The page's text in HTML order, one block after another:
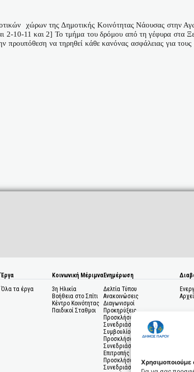
Χρησιμοποιούμε
χώρων της Δημοτικής Κοινότητας Νάουσας στην
2-10-11 και 2] Το τμήμα του δρόμου από τη γέφυρα στα
να τηρηθεί κάθε κανόνας ασφάλειας για
Έργα
Όλα τα έργα
Κοινωνική Μέριμνα
3η Ηλικία
Βοήθεια στο Σπίτι
Κέντρο Κοινότητας
Παιδικοί Σταθμοι
Ενημέρωση
Δελτία Τύπου
Ανακοινώσεις
Διαγωνισμοί
Προκηρύξεις
Προσκλήσεις σε
Συνεδριάσεις Δημοτικού
Συμβουλίου
Προσκλήσεις σε
Συνεδριάσεις Δημοτικής
Επιτροπής
Προσκλήσεις σε
Συνεδριάσεις Δημοτικών